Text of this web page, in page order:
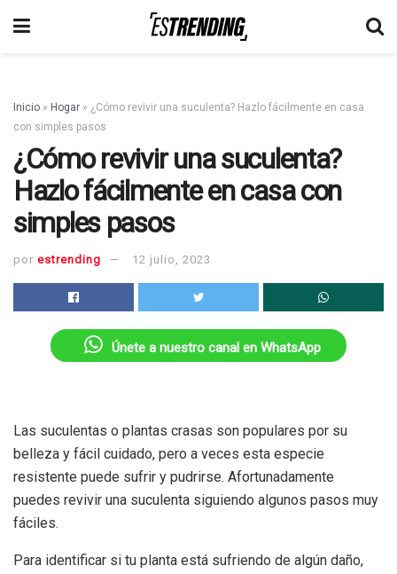
Inicio » Hogar » ¿Cómo revivir una suculenta? Hazlo fácilmente en casa
con simples pasos
¿Cómo revivir una suculenta?
Hazlo fácilmente en casa con
simples pasos
por estrending 12 julio, 2023
Únete a nuestro canal en WhatsApp
Las suculentas o plantas crasas son populares por su
belleza y fácil cuidado, pero a veces esta especie
resistente puede sufrir y pudrirse. Afortunadamente
puedes revivir una suculenta siguiendo algunos pasos muy
fáciles.
Para identificar si tu planta está sufriendo de algún daño,